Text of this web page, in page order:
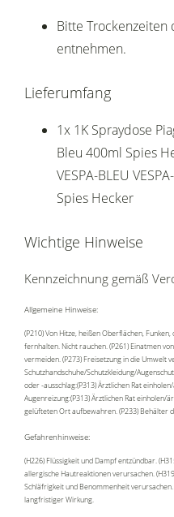
Bitte
entnehmen.
Lieferumfang
1x 1K Spraydose
Bleu 400ml Spies
VESPA-BLEU
Spies Hecker
Wichtige Hinweise
Kennzeichnung gemäß
Allgemeine Hinweise:
(P210) Von Hitze, heißen Oberflächen,
fernhalten. Nicht rauchen. (P261) Einatmen
vermeiden. (P273) Freisetzung in die Umwelt
Schutzhandschuhe/Schutzkleidung/
oder -ausschlag:(P313) Ärztlichen Rat
Augenreizung:(P313) Ärztlichen Rat einholen/
gelüfteten Ort aufbewahren. (P233) Behälter
Gefahrenhinweise:
(H226) Flüssigkeit und Dampf entzündbar.
allergische Hautreaktionen verursachen.
Schläfrigkeit und Benommenheit
langfristiger Wirkung.